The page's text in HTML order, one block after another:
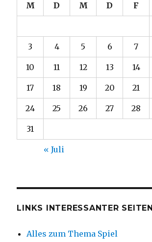
M D M D F
3 4 5 6 7
10 11 12 13 14
17 18 19 20 21
24 25 26 27 28
31
« Juli
LINKS INTERESSANTER SEITEN
Alles zum Thema Spiel